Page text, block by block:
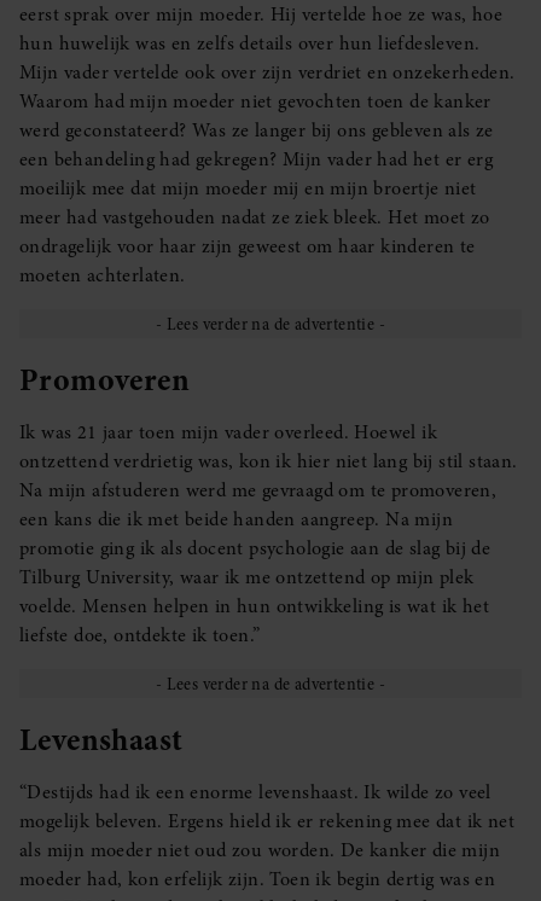
eerst sprak over mijn moeder. Hij vertelde hoe ze was, hoe
hun huwelijk was en zelfs details over hun liefdesleven.
Mijn vader vertelde ook over zijn verdriet en onzekerheden.
Waarom had mijn moeder niet gevochten toen de kanker
werd geconstateerd? Was ze langer bij ons gebleven als ze
een behandeling had gekregen? Mijn vader had het er erg
moeilijk mee dat mijn moeder mij en mijn broertje niet
meer had vastgehouden nadat ze ziek bleek. Het moet zo
ondragelijk voor haar zijn geweest om haar kinderen te
moeten achterlaten.
Promoveren
Ik was 21 jaar toen mijn vader overleed. Hoewel ik
ontzettend verdrietig was, kon ik hier niet lang bij stil staan.
Na mijn afstuderen werd me gevraagd om te promoveren,
een kans die ik met beide handen aangreep. Na mijn
promotie ging ik als docent psychologie aan de slag bij de
Tilburg University, waar ik me ontzettend op mijn plek
voelde. Mensen helpen in hun ontwikkeling is wat ik het
liefste doe, ontdekte ik toen.”
Levenshaast
“Destijds had ik een enorme levenshaast. Ik wilde zo veel
mogelijk beleven. Ergens hield ik er rekening mee dat ik net
als mijn moeder niet oud zou worden. De kanker die mijn
moeder had, kon erfelijk zijn. Toen ik begin dertig was en